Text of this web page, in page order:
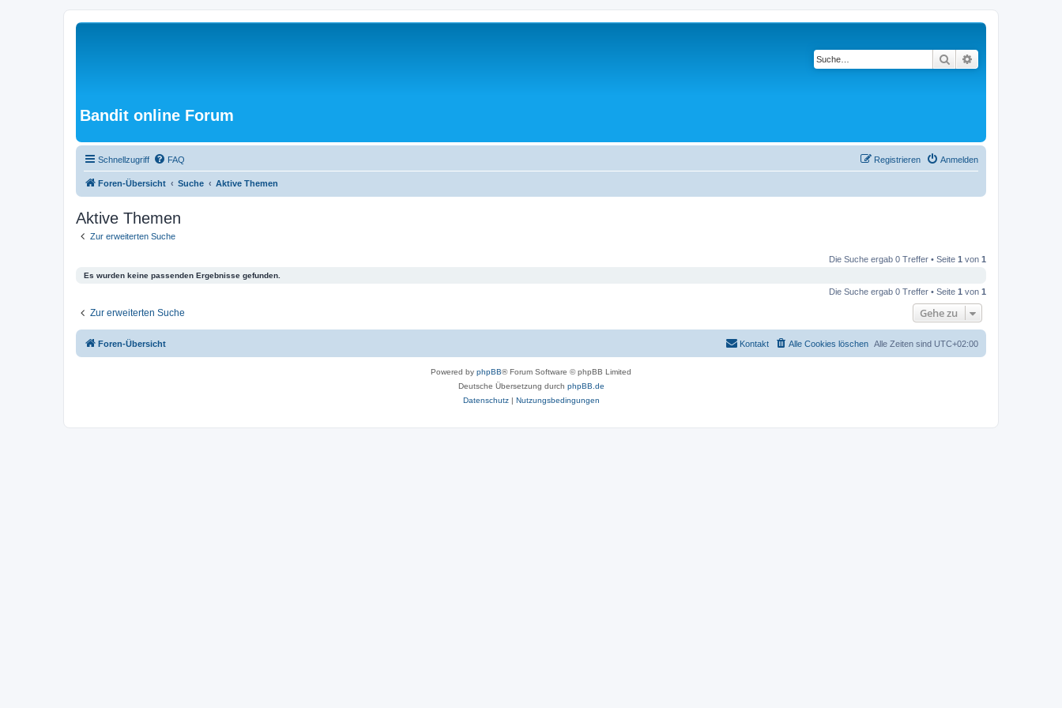
Bandit online Forum
Suche
Schnellzugriff FAQ Anmelden
Registrieren
Foren-Übersicht Suche Aktive Themen
Aktive Themen
Zur erweiterten Suche
Die Suche ergab 0 Treffer • Seite 1 von 1
Es wurden keine passenden Ergebnisse gefunden.
Die Suche ergab 0 Treffer • Seite 1 von 1
Zur erweiterten Suche Gehe zu
Foren-Übersicht Alle Zeiten sind UTC+02:00
Alle Cookies löschen
Kontakt
Powered by phpBB® Forum Software © phpBB Limited
Deutsche Übersetzung durch phpBB.de
Datenschutz| Nutzungsbedingungen